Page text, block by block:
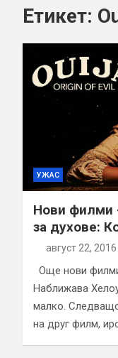
Етикет:
УЖАС
Нови филми
за духове:
август 22, 2016
Още нови
Наближава
малко.
на друг филм,